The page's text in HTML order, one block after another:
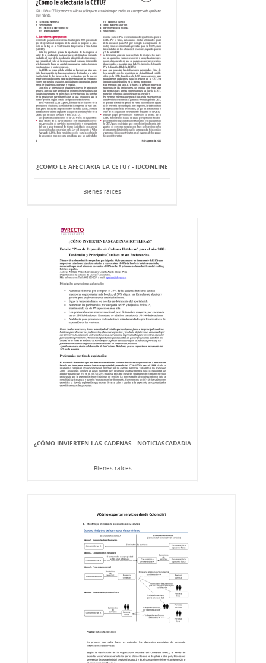
¿CÓMO LE AFECTARÍA LA CETU? - IDCONLINE
Bienes raíces
¿CÓMO INVIERTEN LAS CADENAS - NOTICIASCADADIA
Bienes raíces